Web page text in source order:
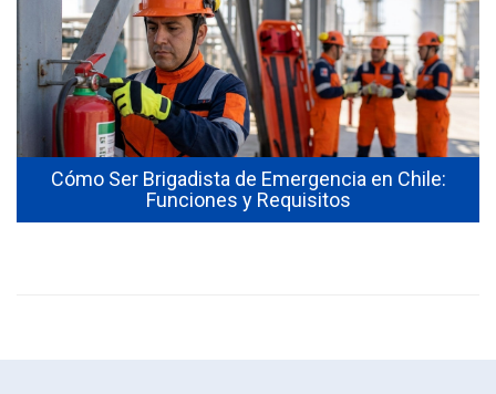
Cómo Ser Brigadista de Emergencia en Chile:
Funciones y Requisitos